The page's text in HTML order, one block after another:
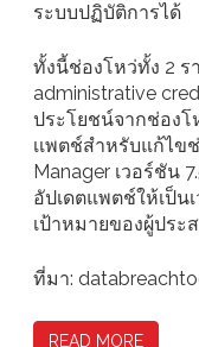
ระบบปฏิบัติการได้
ทั้งนี้ช่องโหว่ทั้ง 2 ร
administrative
ประโยชน์จากช่องโ
เเพตช์สำหรับแก้ไข
Manager เวอร์ชัน
อัปเดตแพตช์ให้เป็น
เป้าหมายของผู้ประ
ที่มา:
READ MORE